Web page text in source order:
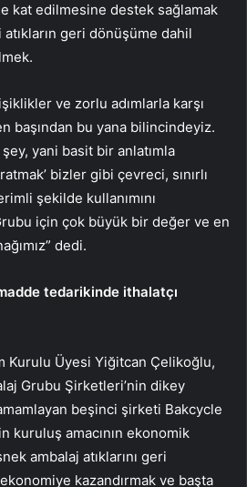
kat edilmesine destek sağlamak
geri dönüşüme dahil
ve zorlu adımlarla karşı
başından bu yana bilincindeyiz.
yani basit bir anlatımla
bizler gibi çevreci, sınırlı
şekilde kullanımını
için çok büyük bir değer ve en
dedi.
tedarikinde ithalatçı
Kurulu Üyesi Yiğitcan Çelikoğlu,
Grubu Şirketleri’nin dikey
beşinci şirketi Bakcycle
kuruluş amacının ekonomik
ambalaj atıklarını geri
kazandırmak ve başta